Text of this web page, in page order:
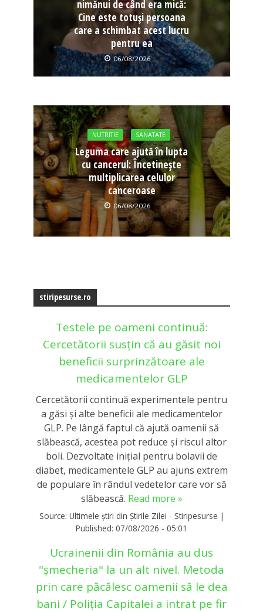
nimănui de când era mică:
Cine este totuși persoana
care a schimbat acest lucru
pentru ea
06/08/2026
NUTRITIE SANATATE
Leguma care ajută în lupta
cu cancerul: Încetinește
multiplicarea celulor
canceroase
06/08/2026
stiripesurse.ro
Testele pe oameni continuă:
Cercetătorii susțin că au găsit noi
beneficii surprinzătoare ale
medicamentelor GLP
Cercetătorii continuă experimentele pentru
a găsi și alte beneficii ale medicamentelor
GLP. Pe lângă faptul că ajută oamenii să
slăbească, acestea pot reduce și riscul altor
boli. Dezvoltate inițial pentru bolavii de
diabet, medicamentele GLP au ajuns extrem
de populare în rândul vedetelor care vor să
slăbească. Read more »
Source: Ultimele știri din Știrile Zilei - Stiripesurse |
Published: 07/08/2026 - 05:01
Ucrainenii din România au dus
"șmecheria" la un alt nivel. Metoda
prin care păcălesc oamenii să le dea
bani / Poliția Capitalei a intrat pe fir